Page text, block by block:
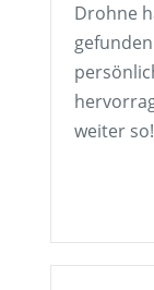
Drohne
weiter